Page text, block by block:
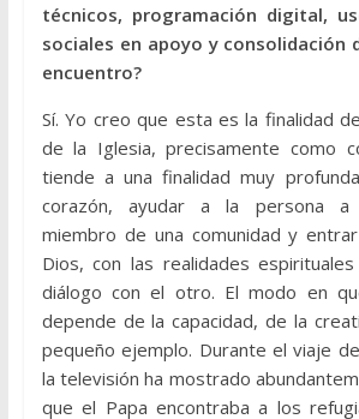
técnicos, programación digital,
sociales en apoyo y consolidación
encuentro?
Sí. Yo creo que esta es la finalidad
de la Iglesia, precisamente como
tiende a una finalidad muy
corazón, ayudar a la persona a
miembro de una comunidad y
Dios, con las realidades
diálogo con el otro. El modo en
depende de la capacidad, de la
pequeño ejemplo. Durante el viaje
la televisión ha mostrado
que el Papa encontraba a los